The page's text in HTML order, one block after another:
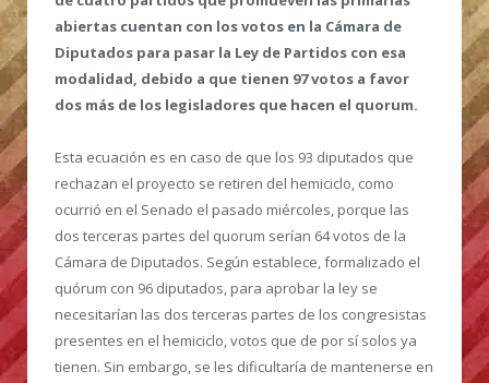
abiertas cuentan con los votos en la Cámara de
Diputados para pasar la Ley de Partidos con esa
modalidad, debido a que tienen 97 votos a favor
dos más de los legisladores que hacen el quorum.
Esta ecuación es en caso de que los 93 diputados que
rechazan el proyecto se retiren del hemiciclo, como
ocurrió en el Senado el pasado miércoles, porque las
dos terceras partes del quorum serían 64 votos de la
Cámara de Diputados. Según establece, formalizado el
quórum con 96 diputados, para aprobar la ley se
necesitarían las dos terceras partes de los congresistas
presentes en el hemiciclo, votos que de por sí solos ya
tienen. Sin embargo, se les dificultaría de mantenerse en